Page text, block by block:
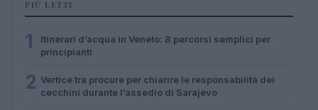
PIÙ LETTI
1
Itinerari d’acqua in Veneto: 8 percorsi semplici per
principianti
2 Vertice tra procure per chiarire le responsabilità dei
cecchini durante l’assedio di Sarajevo